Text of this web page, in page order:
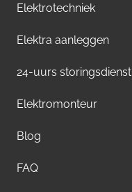
Elektrotechniek
Elektra aanleggen
24-uurs storingsdienst
Elektromonteur
Blog
FAQ